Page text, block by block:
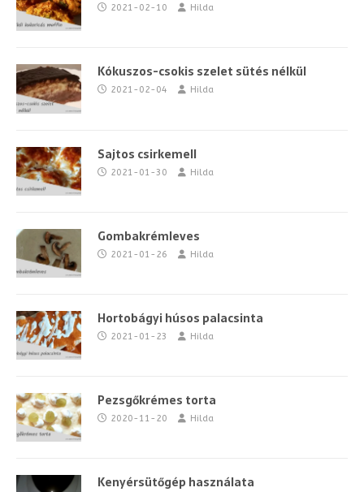
2021-02-10 Hilda
Kókuszos-csokis szelet sütés nélkül
2021-02-04 Hilda
Sajtos csirkemell
2021-01-30 Hilda
Gombakrémleves
2021-01-26 Hilda
Hortobágyi húsos palacsinta
2021-01-23 Hilda
Pezsgőkrémes torta
2020-11-20 Hilda
Kenyérsütőgép használata